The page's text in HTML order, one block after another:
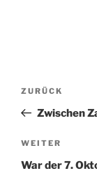
Vorheriger
Beitrag
ZURÜCK
Zwischen
Nächster
Beitrag
WEITER
War der 7.